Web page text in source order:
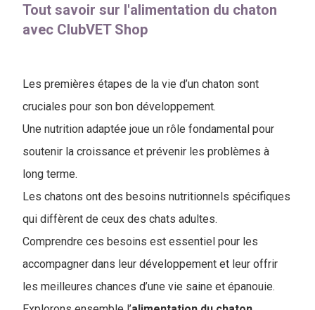
Tout savoir sur l'​alimentation du chaton
avec ClubVET Shop
Les premières étapes de la vie d’un chaton sont
cruciales pour son bon développement.
Une nutrition adaptée joue un rôle fondamental pour
soutenir la croissance et prévenir les problèmes à
long terme.
Les chatons ont des besoins nutritionnels spécifiques
qui diffèrent de ceux des chats adultes.
Comprendre ces besoins est essentiel pour les
accompagner dans leur développement et leur offrir
les meilleures chances d’une vie saine et épanouie.